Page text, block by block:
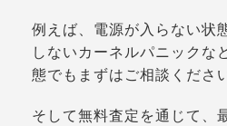
例えば、電源が入らない状
しないカーネルパニックな
態でもまずはご相談くださ
そして無料査定を通じて、